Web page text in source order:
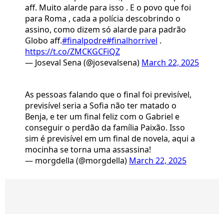
aff. Muito alarde para isso . E o povo que foi
para Roma , cada a polícia descobrindo o
assino, como dizem só alarde para padrão
Globo aff.#finalpodre#finalhorrivel .
https://t.co/ZMCKGCFiQZ
— Joseval Sena (@josevalsena) March 22, 2025
As pessoas falando que o final foi previsível,
previsível seria a Sofia não ter matado o
Benja, e ter um final feliz com o Gabriel e
conseguir o perdão da família Paixão. Isso
sim é previsível em um final de novela, aqui a
mocinha se torna uma assassina!
— morgdella (@morgdella) March 22, 2025